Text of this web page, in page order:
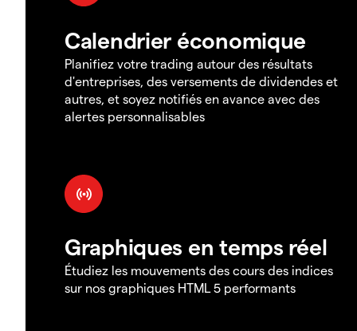
Calendrier économique
Planifiez votre trading autour des résultats
d'entreprises, des versements de dividendes et
autres, et soyez notifiés en avance avec des
alertes personnalisables
Graphiques en temps réel
Étudiez les mouvements des cours des indices
sur nos graphiques HTML 5 performants